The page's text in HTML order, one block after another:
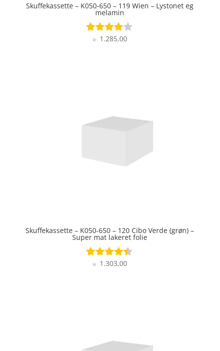
Skuffekassette – K050-650 – 119 Wien – Lystonet eg
melamin
Vurderet
kr.1.285,00
Skuffekassette – K050-650 – 120 Cibo Verde (grøn) –
Super mat lakeret folie
Vurderet
kr.1.303,00